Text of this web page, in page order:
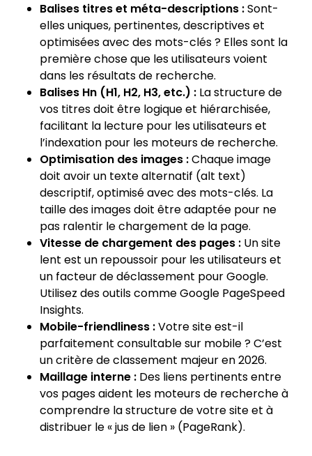
Balises titres et méta-descriptions :Sont-
elles uniques, pertinentes, descriptives et
optimisées avec des mots-clés ? Elles sont la
première chose que les utilisateurs voient
dans les résultats de recherche.
Balises Hn (H1, H2, H3, etc.) :La structure de
vos titres doit être logique et hiérarchisée,
facilitant la lecture pour les utilisateurs et
l’indexation pour les moteurs de recherche.
Optimisation des images :Chaque image
doit avoir un texte alternatif (alt text)
descriptif, optimisé avec des mots-clés. La
taille des images doit être adaptée pour ne
pas ralentir le chargement de la page.
Vitesse de chargement des pages :Un site
lent est un repoussoir pour les utilisateurs et
un facteur de déclassement pour Google.
Utilisez des outils comme Google PageSpeed
Insights.
Mobile-friendliness :Votre site est-il
parfaitement consultable sur mobile ? C’est
un critère de classement majeur en 2026.
Maillage interne :Des liens pertinents entre
vos pages aident les moteurs de recherche à
comprendre la structure de votre site et à
distribuer le « jus de lien » (PageRank).